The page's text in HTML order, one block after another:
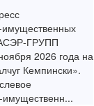
имущественных
ГРУПП
2026 года на
Кемпински».